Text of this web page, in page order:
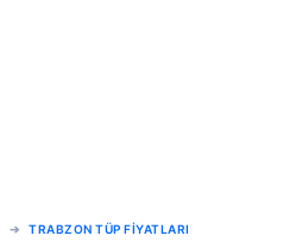
TRABZON TÜP FIYATLARI